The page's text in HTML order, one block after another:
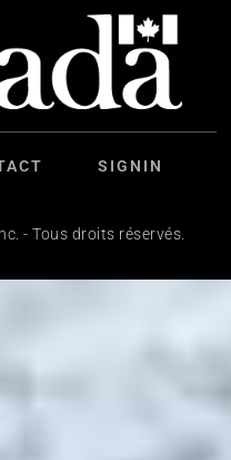
SIGNIN
- Tous droits réservés.